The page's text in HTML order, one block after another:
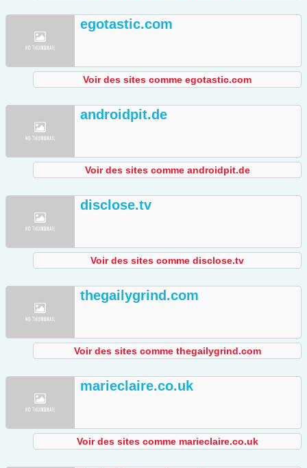
egotastic.com
Voir des sites comme egotastic.com
androidpit.de
Voir des sites comme androidpit.de
disclose.tv
Voir des sites comme disclose.tv
thegailygrind.com
Voir des sites comme thegailygrind.com
marieclaire.co.uk
Voir des sites comme marieclaire.co.uk